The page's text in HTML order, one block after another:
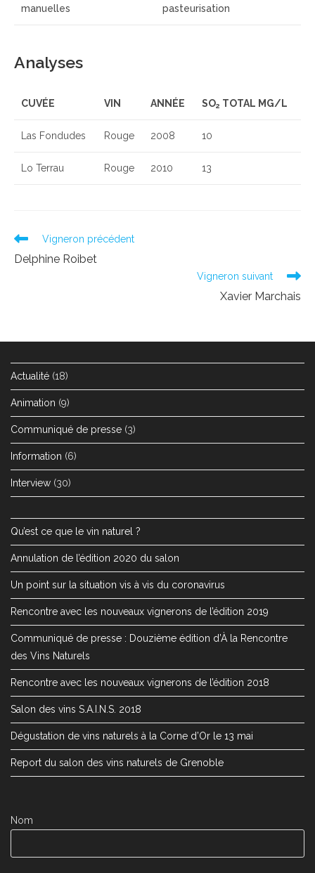
manuelles
pasteurisation
Analyses
CUVÉE VIN ANNÉE SO2 TOTAL MG/L
Las Fondudes Rouge 2008 10
Lo Terrau Rouge 2010 13
Read
articles
Vigneron précédent
Delphine Roibet
Vigneron suivant
Xavier Marchais
Actualité (18)
Animation (9)
Communiqué de presse (3)
Information (6)
Interview (30)
Qu’est ce que le vin naturel ?
Annulation de l’édition 2020 du salon
Un point sur la situation vis à vis du coronavirus
Rencontre avec les nouveaux vignerons de l’édition 2019
Communiqué de presse : Douzième édition d’À la Rencontre
des Vins Naturels
Rencontre avec les nouveaux vignerons de l’édition 2018
Salon des vins S.A.I.N.S. 2018
Dégustation de vins naturels à la Corne d’Or le 13 mai
Report du salon des vins naturels de Grenoble
Nom